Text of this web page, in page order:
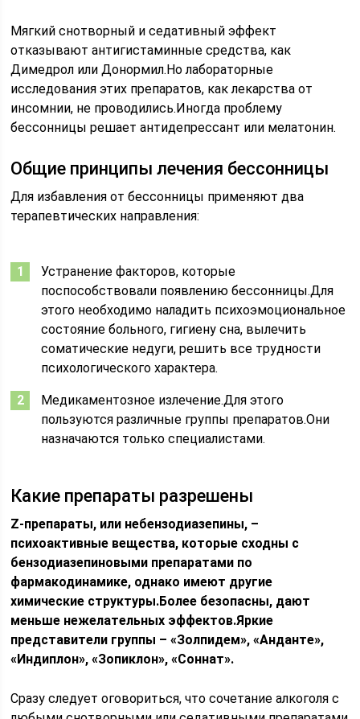
Мягкий снотворный и седативный эффект
отказывают антигистаминные средства, как
Димедрол или Донормил.Но лабораторные
исследования этих препаратов, как лекарства от
инсомнии, не проводились.Иногда проблему
бессонницы решает антидепрессант или мелатонин.
Общие принципы лечения бессонницы
Для избавления от бессонницы применяют два
терапевтических направления:
Устранение факторов, которые
поспособствовали появлению бессонницы.Для
этого необходимо наладить психоэмоциональное
состояние больного, гигиену сна, вылечить
соматические недуги, решить все трудности
психологического характера.
Медикаментозное излечение.Для этого
пользуются различные группы препаратов.Они
назначаются только специалистами.
Какие препараты разрешены
Z-препараты, или небензодиазепины, –
психоактивные вещества, которые сходны с
бензодиазепиновыми препаратами по
фармакодинамике, однако имеют другие
химические структуры.Более безопасны, дают
меньше нежелательных эффектов.Яркие
представители группы – «Золпидем», «Анданте»,
«Индиплон», «Зопиклон», «Соннат».
Сразу следует оговориться, что сочетание алкоголя с